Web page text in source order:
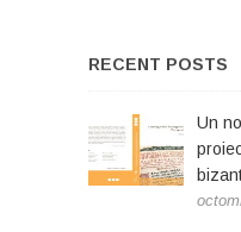
RECENT POSTS
Un